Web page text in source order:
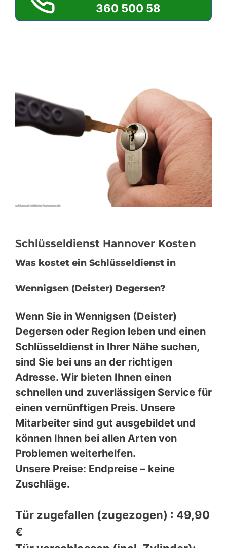
360 500 58
Schlüsseldienst Hannover Kosten
Was kostet ein Schlüsseldienst in
Wennigsen (Deister) Degersen?
Wenn Sie in Wennigsen (Deister)
Degersen oder Region leben und einen
Schlüsseldienst in Ihrer Nähe suchen,
sind Sie bei uns an der richtigen
Adresse. Wir bieten Ihnen einen
schnellen und zuverlässigen Service für
einen vernünftigen Preis. Unsere
Mitarbeiter sind gut ausgebildet und
können Ihnen bei allen Arten von
Problemen weiterhelfen.
Unsere Preise: Endpreise – keine
Zuschläge.
Tür zugefallen (zugezogen) : 49,90
€